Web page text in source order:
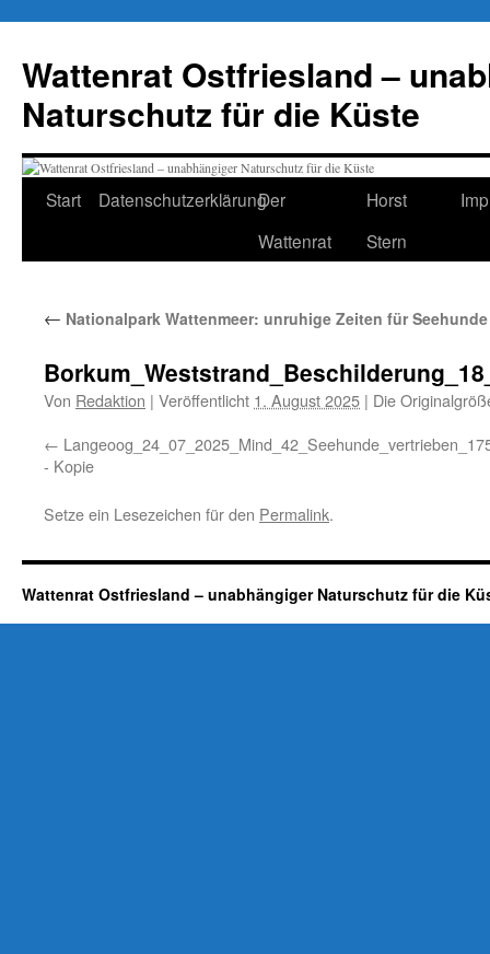
springen
Wattenrat Ostfriesland –
Naturschutz für die Küste
Start DatenschutzerklärungDer
Wattenrat
Horst
Stern
← Nationalpark Wattenmeer: unruhige Zeiten für Seehunde
Von Redaktion | Veröffentlicht 1. August 2025 | Die
- Kopie
Setze ein Lesezeichen für den Permalink.
Wattenrat Ostfriesland – unabhängiger Naturschutz für die